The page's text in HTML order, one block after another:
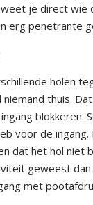
je direct wie
erg penetrante
holen
thuis.
blokkeren.
voor de ingang.
dat het hol niet
geweest
met